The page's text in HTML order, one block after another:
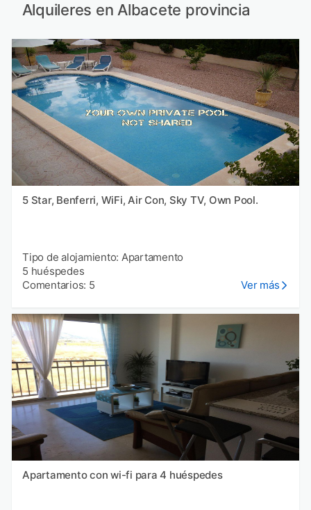
Alquileres en Albacete provincia
5 Star, Benferri, WiFi, Air Con, Sky TV, Own Pool.
Tipo de alojamiento: Apartamento
5 huéspedes
Comentarios: 5
Ver más
Apartamento con wi-fi para 4 huéspedes